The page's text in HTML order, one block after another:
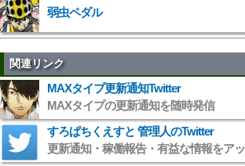
弱虫ペダル
関連リンク
MAXタイプ更新通知Twitter
MAXタイプの更新通知を随時発信
すろぱちくえすと 管理人のTwitter
更新通知・稼働報告・有益な情報をア